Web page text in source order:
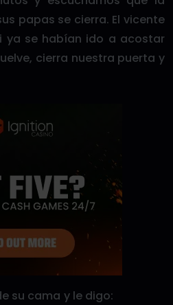
papas se cierra. El vicente
ya se habían ido a acostar
cierra nuestra puerta y
su cama y le digo: